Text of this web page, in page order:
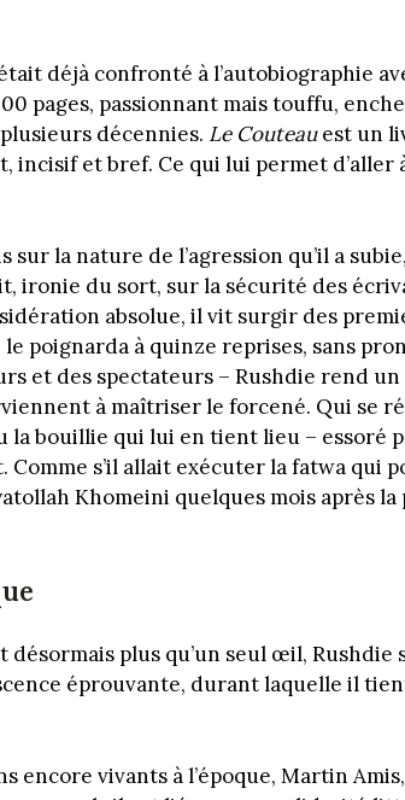
déjà confronté à l’autobiographie
pages, passionnant mais touffu,
décennies. Le Couteauest un
incisif et bref. Ce qui lui permet d’aller
la nature de l’agression qu’il a
ironie du sort, sur la sécurité des
absolue, il vit surgir des
poignarda à quinze reprises, sans
et des spectateurs – Rushdie rend
à maîtriser le forcené. Qui se
la bouillie qui lui en tient lieu – essoré
s’il allait exécuter la fatwa qui
Khomeini quelques mois après
désormais plus qu’un seul œil, Rushdie
éprouvante, durant laquelle il
encore vivants à l’époque, Martin